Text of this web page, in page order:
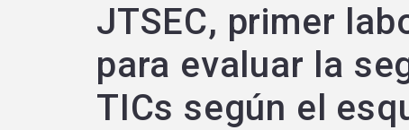
JTSEC, primer
para evaluar la
TICs según el